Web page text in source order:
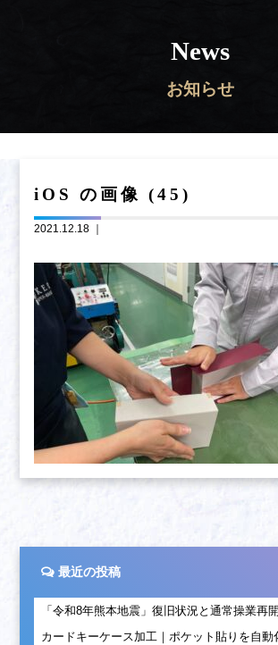
News
お知らせ
iOS の画像 (45)
2021.12.18 ｜
最近の投稿
「令和8年熊本地震」復旧状況と通常操業再
カードキーケース加工｜ポケット貼りを自動